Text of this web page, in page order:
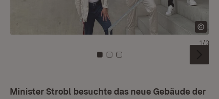
Zu Kachel: 0
Zu Kachel: 1
Zu Kachel: 2
1/3
Minister Strobl besuchte das neue Gebäude der